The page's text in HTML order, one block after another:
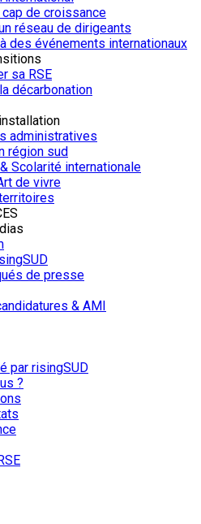
cap de croissance
réseau de dirigeants
des événements internationaux
sa RSE
décarbonation
administratives
région sud
Scolarité internationale
de vivre
de presse
& AMI
par risingSUD
?